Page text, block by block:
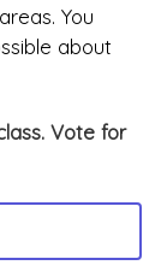
You
about
Vote for